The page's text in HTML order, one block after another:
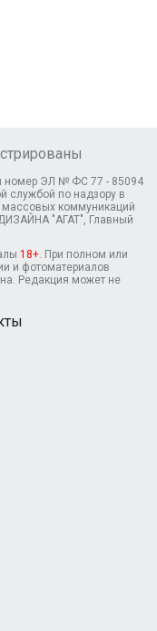
номер ЭЛ № ФС 77 - 85094
службой по надзору в
массовых коммуникаций
"АГАТ", Главный
18+ . При полном или
и фотоматериалов
Редакция может не